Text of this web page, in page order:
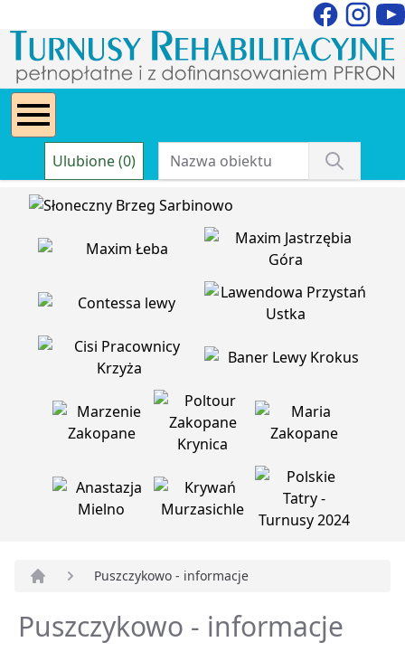
Ulubione (0)
Puszczykowo - informacje
Puszczykowo - informacje